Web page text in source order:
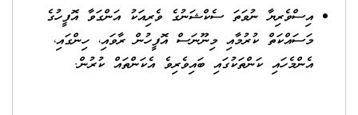
އިސްވެރިޔާ ނުވަތަ ސެކްޝަނުގެ ވެރިއަކު އަންގަވާ އޮފީހުގެ
މަސައްކަތް ކުރުމާއި މިނޫނަސް އޮފީހުން ރާވައި، ހިންގައި،
އެންމެހައި ކަންތަކުގައި ބައިވެރިވެ އެކަންތައް ކުރުން.